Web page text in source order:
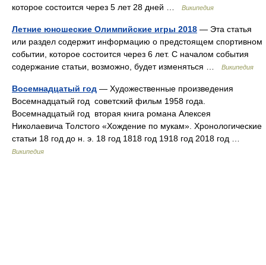
которое состоится через 5 лет 28 дней …
Википедия
Летние юношеские Олимпийские игры 2018 — Эта статья
или раздел содержит информацию о предстоящем спортивном
событии, которое состоится через 6 лет. С началом события
содержание статьи, возможно, будет изменяться …
Википедия
Восемнадцатый год — Художественные произведения
Восемнадцатый год советский фильм 1958 года.
Восемнадцатый год вторая книга романа Алексея
Николаевича Толстого «Хождение по мукам». Хронологические
статьи 18 год до н. э. 18 год 1818 год 1918 год 2018 год …
Википедия